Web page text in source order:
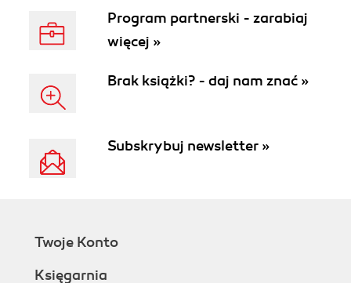
Program partnerski - zarabiaj
więcej »
Brak książki? - daj nam znać »
Subskrybuj newsletter »
Twoje Konto
Księgarnia